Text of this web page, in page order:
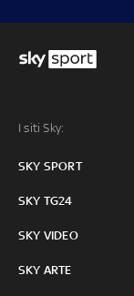
I siti Sky:
SKY SPORT
SKY TG24
SKY VIDEO
SKY ARTE